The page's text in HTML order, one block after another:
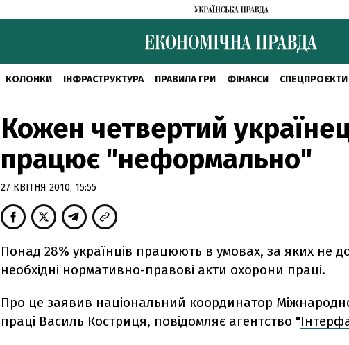
КОЛОНКИ ІНФРАСТРУКТУРА ПРАВИЛА ГРИ ФІНАНСИ СПЕЦПРОЄКТИ
Кожен четвертий
працює "неформально"
27 КВІТНЯ 2010, 15:55
Понад 28% українців працюють в умовах, за яких не
необхідні нормативно-правові акти охорони праці.
Про це заявив національний координатор
праці Василь Костриця, повідомляє агентство "